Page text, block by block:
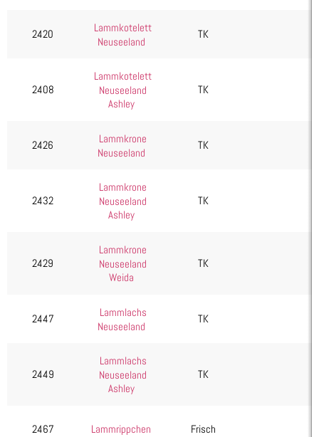
2420
Lammkotelett
Neuseeland
TK
2408
Lammkotelett
Neuseeland
Ashley
TK
2426
Lammkrone
Neuseeland
TK
2432
Lammkrone
Neuseeland
Ashley
TK
2429
Lammkrone
Neuseeland
Weida
TK
2447
Lammlachs
Neuseeland
TK
2449
Lammlachs
Neuseeland
Ashley
TK
2467 Lammrippchen Frisch